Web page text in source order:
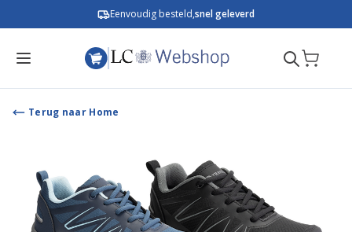
Eenvoudig besteld,snel geleverd
Terug naar Home